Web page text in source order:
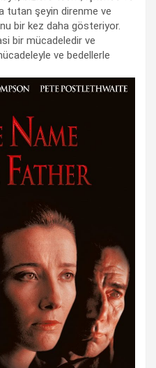
tutan şeyin direnme ve
bir kez daha gösteriyor.
bir mücadeledir ve
ve bedellerle